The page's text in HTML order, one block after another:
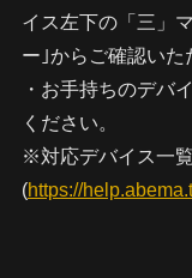
イス左下の「三」
ー｣からご確認いた
・お手持ちのデバ
ください。
※対応デバイス一
(https://